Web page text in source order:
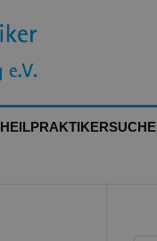
HEILPRAKTIKERSUCHE